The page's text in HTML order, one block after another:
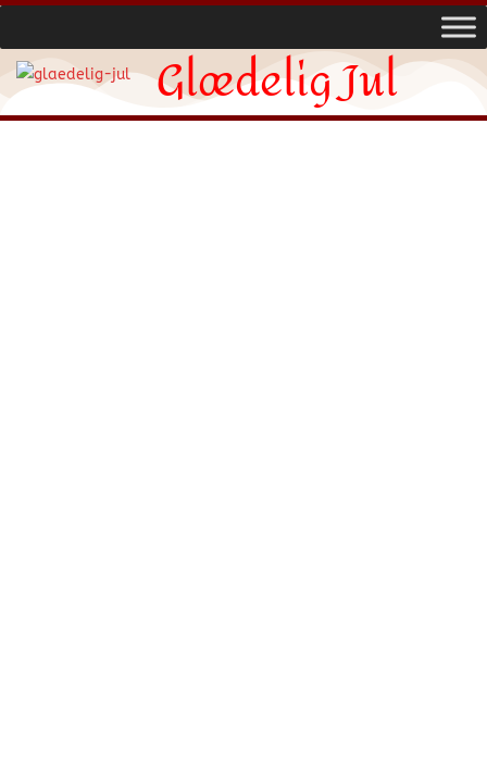
Glædelig Jul